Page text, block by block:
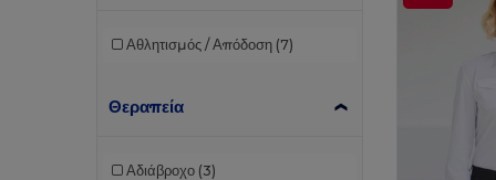
Bagbase
Αθλητισμός / Απόδοση (7)
Θεραπεία
Αδιάβροχο (3)